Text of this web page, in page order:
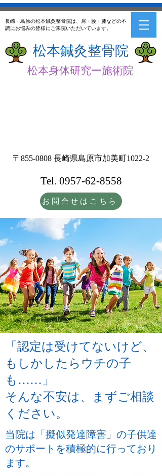
長崎・島原の松本鍼灸整骨院は、肩・腰・膝などの不
調にお悩みの皆様にご来院いただいています。
​松本鍼灸整骨院
松本身体研究ー施術院
〒855-0808 長崎県島原市加美町1022-2
Tel. 0957-62-8558
お問合せはこちら
「認定は受けてないけど、
もしかしたらウチの子
も……」
​そんな不安は、まずご相談
ください。
当院は「擬似発達障害」の子供達
のサポートを積極的に行っており
ます。